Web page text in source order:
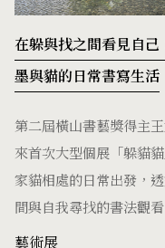
在躲與找之間看見自
墨與貓的日常書寫生活
第二屆橫山書藝獎得主
來首次大型個展「躲貓
家貓相處的日常出發，
間與自我尋找的書法觀看
藝術展